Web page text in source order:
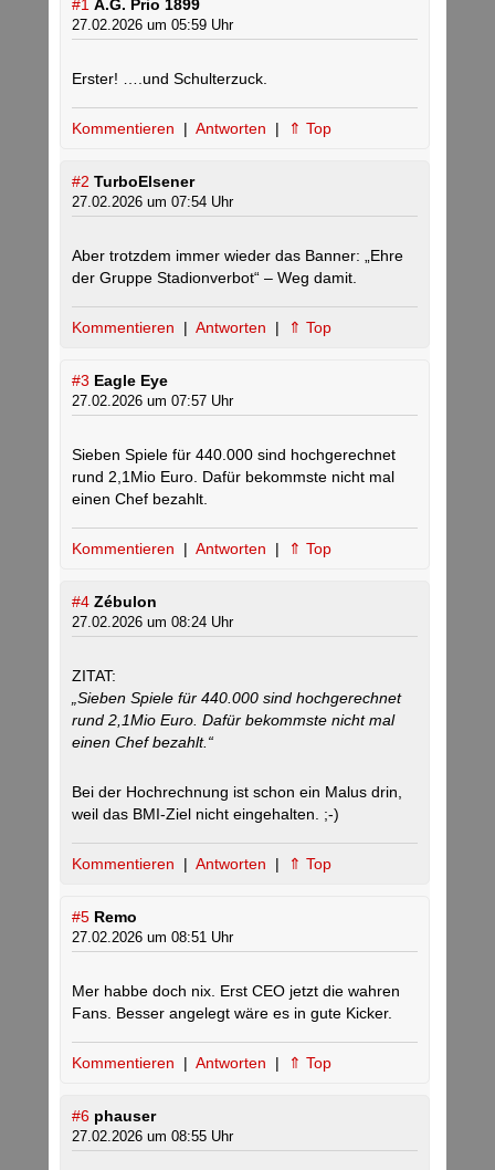
#1 A.G. Prio 1899
27.02.2026 um 05:59 Uhr
Erster! ….und Schulterzuck.
Kommentieren | Antworten | ⇑ Top
#2 TurboElsener
27.02.2026 um 07:54 Uhr
Aber trotzdem immer wieder das Banner: „Ehre
der Gruppe Stadionverbot“ – Weg damit.
Kommentieren | Antworten | ⇑ Top
#3 Eagle Eye
27.02.2026 um 07:57 Uhr
Sieben Spiele für 440.000 sind hochgerechnet
rund 2,1Mio Euro. Dafür bekommste nicht mal
einen Chef bezahlt.
Kommentieren | Antworten | ⇑ Top
#4 Zébulon
27.02.2026 um 08:24 Uhr
ZITAT:
„Sieben Spiele für 440.000 sind hochgerechnet
rund 2,1Mio Euro. Dafür bekommste nicht mal
einen Chef bezahlt.“
Bei der Hochrechnung ist schon ein Malus drin,
weil das BMI-Ziel nicht eingehalten. ;-)
Kommentieren | Antworten | ⇑ Top
#5 Remo
27.02.2026 um 08:51 Uhr
Mer habbe doch nix. Erst CEO jetzt die wahren
Fans. Besser angelegt wäre es in gute Kicker.
Kommentieren | Antworten | ⇑ Top
#6 phauser
27.02.2026 um 08:55 Uhr